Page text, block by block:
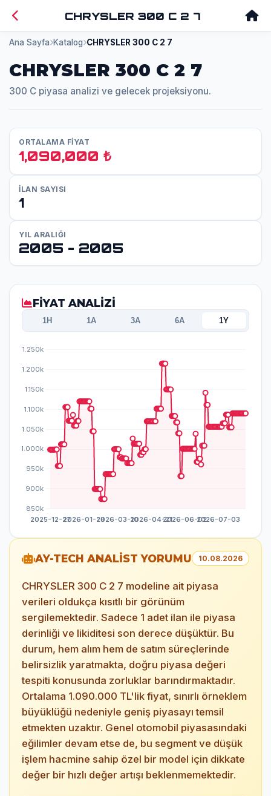
CHRYSLER 300 C 2 7
Ana Sayfa Katalog CHRYSLER 300 C 2 7
CHRYSLER 300 C 2 7
300 C piyasa analizi ve gelecek projeksiyonu.
ORTALAMA FİYAT
1,090,000 ₺
İLAN SAYISI
1
YIL ARALIĞI
2005 - 2005
FİYAT ANALİZİ
1H 1A 3A 6A 1Y
AY-TECH ANALİST YORUMU 10.08.2026
CHRYSLER 300 C 2 7 modeline ait piyasa
verileri oldukça kısıtlı bir görünüm
sergilemektedir. Sadece 1 adet ilan ile piyasa
derinliği ve likiditesi son derece düşüktür. Bu
durum, hem alım hem de satım süreçlerinde
belirsizlik yaratmakta, doğru piyasa değeri
tespiti konusunda zorluklar barındırmaktadır.
Ortalama 1.090.000 TL'lik fiyat, sınırlı örneklem
büyüklüğü nedeniyle geniş piyasayı temsil
etmekten uzaktır. Genel otomobil piyasasındaki
eğilimler devam etse de, bu segment ve düşük
işlem hacmine sahip özel bir model için dikkate
değer bir hızlı değer artışı beklenmemektedir.